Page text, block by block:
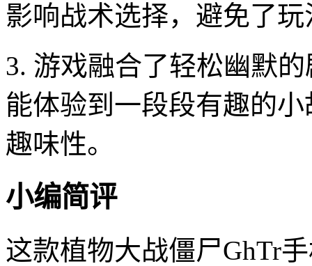
影响战术选择，避免了
3. 游戏融合了轻松幽默
能体验到一段段有趣的
趣味性。
小编简评
这款植物大战僵尸GhTr